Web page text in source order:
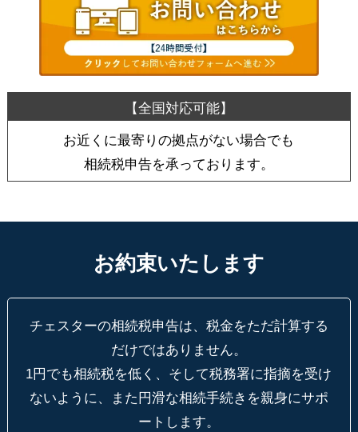
お近くに最寄りの拠点がない場合でも
相続税申告を承っております。
お約束いたします
チェスターの相続税申告は、税金をただ計算する
だけではありません。
1円でも相続税を低く、そして税務署に指摘を受け
ないように、
また円滑な相続手続きを親身にサポ
ートします。